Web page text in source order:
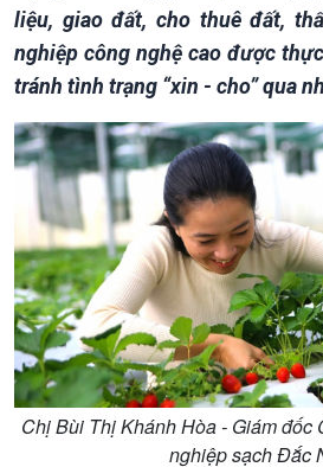
liệu, giao đất, cho thuê đất,
nghiệp công nghệ cao được
tránh tình trạng “xin - cho” qua
Chị Bùi Thị Khánh Hòa - Giám đốc
nghiệp sạch Đắc